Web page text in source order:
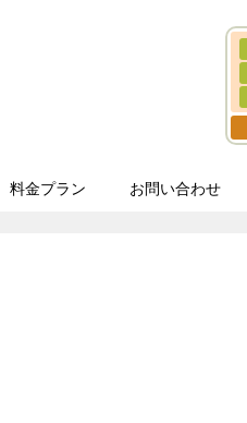
料金プラン お問い合わせ